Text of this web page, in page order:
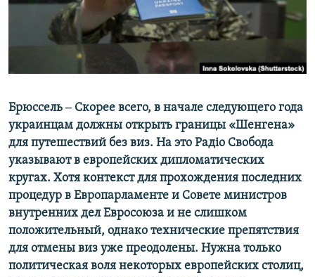
ПОБЕДИТЕЛЕЙ НЕ СУДЯТ?
КРЫМ.НЕПОКОРЕННЫЙ
ПРИСОЕДИНЯЙТЕСЬ!
Все сайты RFE/RL
Брюссель ‒ Скорее всего, в начале следующего года
украинцам должны открыть границы «Шенгена»
для путешествий без виз. На это Радіо Свобода
указывают в европейских дипломатических
кругах. Хотя контекст для прохождения последних
процедур в Европарламенте и Совете министров
внутренних дел Евросоюза и не слишком
положительный, однако технические препятствия
для отмены виз уже преодолены. Нужна только
политическая воля некоторых европейских столиц,